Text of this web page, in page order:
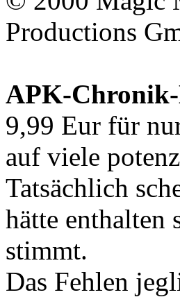
Productions
APK-
9,99 Eur für
auf viele
Tatsächlich
hätte enthalten
stimmt.
Das Fehlen